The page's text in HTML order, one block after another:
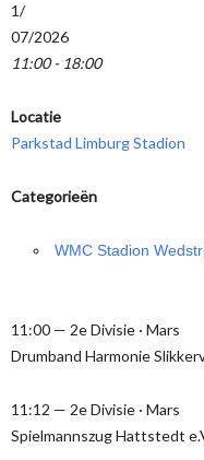
1/
07/2026
11:00 - 18:00
Locatie
Parkstad Limburg Stadion
Categorieën
WMC Stadion
11:00 — 2e Divisie · Mars
Drumband Harmonie
11:12 — 2e Divisie · Mars
Spielmannszug Hattstedt